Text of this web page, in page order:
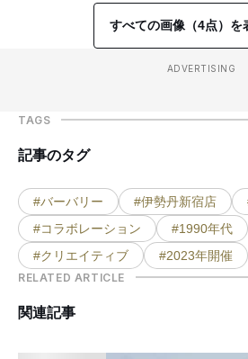
すべての画像（4点）を
ADVERTISING
TAGS
記事のタグ
#バーバリー #伊勢丹新宿店
#コラボレーション
#1990年代
#クリエイティブ
#2023年開催
RELATED ARTICLE
関連記事